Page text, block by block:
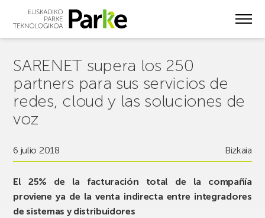
SARENET supera los 250
partners para sus servicios de
redes, cloud y las soluciones de
voz
6 julio 2018 Bizkaia
El 25% de la facturación total de la compañía
proviene ya de la venta indirecta entre integradores
de sistemas y distribuidores